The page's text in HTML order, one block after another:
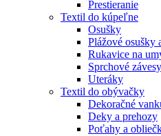
Prestieranie
Textil do kúpeľne
Osušky
Plážové osušky
Rukavice na
Sprchové závesy
Uteráky
Textil do obývačky
Dekoračné
Deky a prehozy
Poťahy a